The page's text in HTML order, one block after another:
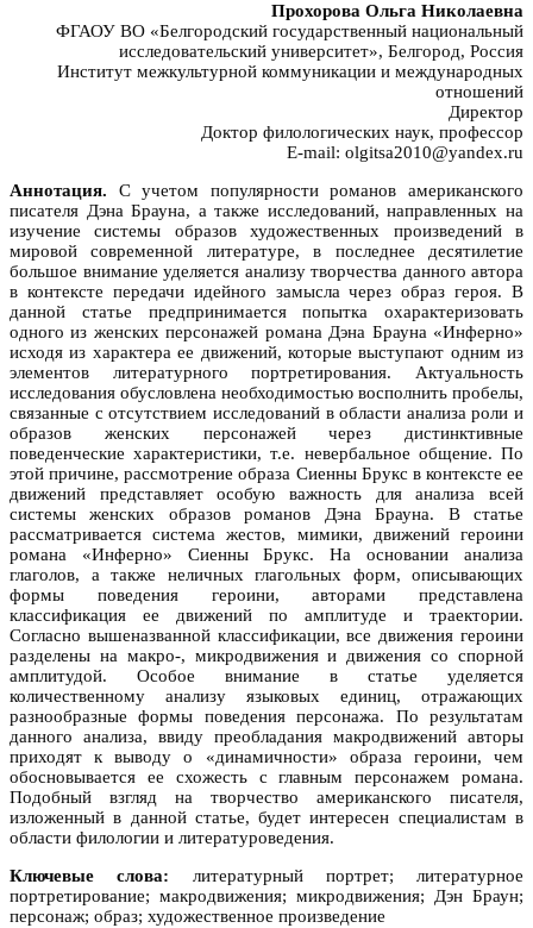
Прохорова Ольга Николаевна
ФГАОУ ВО «Белгородский государственный национальный
исследовательский университет», Белгород, Россия
Институт межкультурной коммуникации и международных
отношений
Директор
Доктор филологических наук, профессор
E-mail: olgitsa2010@yandex.ru
Аннотация. С учетом популярности романов американского
писателя Дэна Брауна, а также исследований, направленных на
изучение системы образов художественных произведений в
мировой современной литературе, в последнее десятилетие
большое внимание уделяется анализу творчества данного автора
в контексте передачи идейного замысла через образ героя. В
данной статье предпринимается попытка охарактеризовать
одного из женских персонажей романа Дэна Брауна «Инферно»
исходя из характера ее движений, которые выступают одним из
элементов литературного портретирования. Актуальность
исследования обусловлена необходимостью восполнить пробелы,
связанные с отсутствием исследований в области анализа роли и
образов женских персонажей через дистинктивные
поведенческие характеристики, т.е. невербальное общение. По
этой причине, рассмотрение образа Сиенны Брукс в контексте ее
движений представляет особую важность для анализа всей
системы женских образов романов Дэна Брауна. В статье
рассматривается система жестов, мимики, движений героини
романа «Инферно» Сиенны Брукс. На основании анализа
глаголов, а также неличных глагольных форм, описывающих
формы поведения героини, авторами представлена
классификация ее движений по амплитуде и траектории.
Согласно вышеназванной классификации, все движения героини
разделены на макро-, микродвижения и движения со спорной
амплитудой. Особое внимание в статье уделяется
количественному анализу языковых единиц, отражающих
разнообразные формы поведения персонажа. По результатам
данного анализа, ввиду преобладания макродвижений авторы
приходят к выводу о «динамичности» образа героини, чем
обосновывается ее схожесть с главным персонажем романа.
Подобный взгляд на творчество американского писателя,
изложенный в данной статье, будет интересен специалистам в
области филологии и литературоведения.
Ключевые слова: литературный портрет; литературное
портретирование; макродвижения; микродвижения; Дэн Браун;
персонаж; образ; художественное произведение